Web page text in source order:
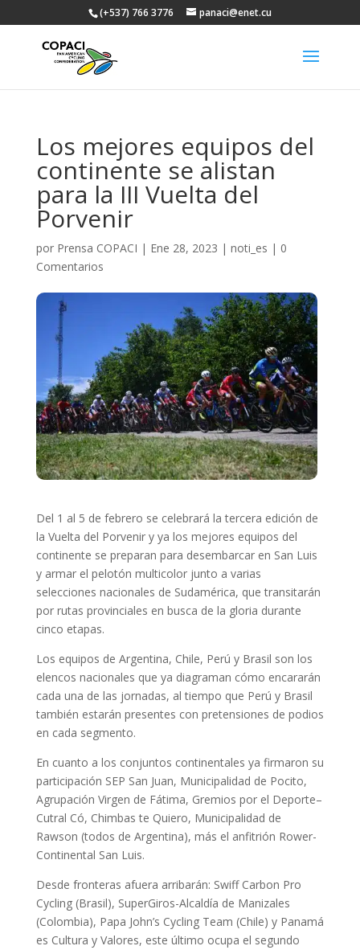
(+537) 766 3776 panaci@enet.cu
Los mejores equipos del
continente se alistan
para la III Vuelta del
Porvenir
por Prensa COPACI | Ene 28, 2023 | noti_es | 0
Comentarios
Del 1 al 5 de febrero se celebrará la tercera edición de
la Vuelta del Porvenir y ya los mejores equipos del
continente se preparan para desembarcar en San Luis
y armar el pelotón multicolor junto a varias
selecciones nacionales de Sudamérica, que transitarán
por rutas provinciales en busca de la gloria durante
cinco etapas.
Los equipos de Argentina, Chile, Perú y Brasil son los
elencos nacionales que ya diagraman cómo encararán
cada una de las jornadas, al tiempo que Perú y Brasil
también estarán presentes con pretensiones de podios
en cada segmento.
En cuanto a los conjuntos continentales ya firmaron su
participación SEP San Juan, Municipalidad de Pocito,
Agrupación Virgen de Fátima, Gremios por el Deporte–
Cutral Có, Chimbas te Quiero, Municipalidad de
Rawson (todos de Argentina), más el anfitrión Rower-
Continental San Luis.
Desde fronteras afuera arribarán: Swiff Carbon Pro
Cycling (Brasil), SuperGiros-Alcaldía de Manizales
(Colombia), Papa John’s Cycling Team (Chile) y Panamá
es Cultura y Valores, este último ocupa el segundo